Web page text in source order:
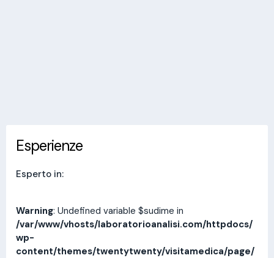
Esperienze
Esperto in:
Warning: Undefined variable $sudime in
/var/www/vhosts/laboratorioanalisi.com/httpdocs/
wp-
content/themes/twentytwenty/visitamedica/page/